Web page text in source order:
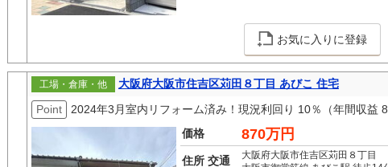
お気に入りに登録
工場・倉庫・他
大阪府大阪市住吉区苅田８丁目 あびこ 住宅
Point
2024年3月室内リフォーム済み！現況利回り 10％（年間収益
価格
870万円
住所 交通
大阪府大阪市住吉区苅田８丁目